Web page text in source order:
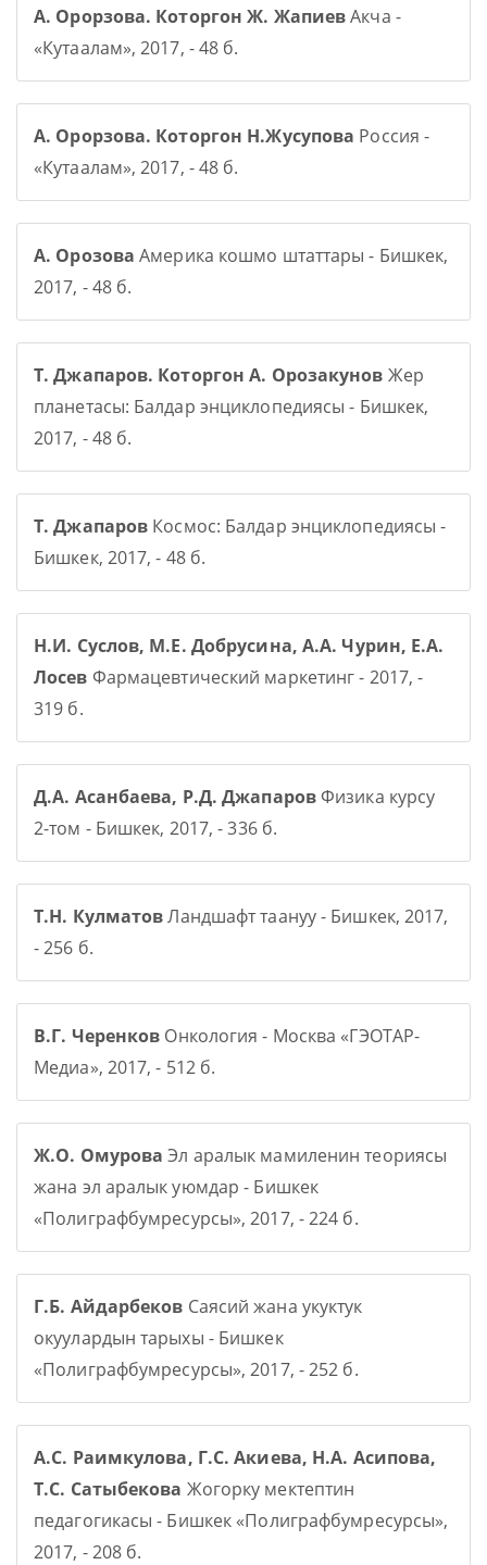
А. Орорзова. Которгон Ж. ЖапиевАкча -
«Кутаалам», 2017, - 48 б.
А. Орорзова. Которгон Н.Жусупова Россия -
«Кутаалам», 2017, - 48 б.
А. Орозова Америка кошмо штаттары - Бишкек,
2017, - 48 б.
Т. Джапаров. Которгон А. Орозакунов Жер
планетасы: Балдар энциклопедиясы - Бишкек,
2017, - 48 б.
Т. Джапаров Космос: Балдар энциклопедиясы -
Бишкек, 2017, - 48 б.
Н.И. Суслов, М.Е. Добрусина, А.А. Чурин, Е.А.
Лосев Фармацевтический маркетинг - 2017, -
319 б.
Д.А. Асанбаева, Р.Д. ДжапаровФизика курсу
2-том - Бишкек, 2017, - 336 б.
Т.Н. КулматовЛандшафт таануу - Бишкек, 2017,
- 256 б.
В.Г. Черенков Онкология - Москва «ГЭОТАР-
Медиа», 2017, - 512 б.
Ж.О. Омурова Эл аралык мамиленин теориясы
жана эл аралык уюмдар - Бишкек
«Полиграфбумресурсы», 2017, - 224 б.
Г.Б. Айдарбеков Саясий жана укуктук
окуулардын тарыхы - Бишкек
«Полиграфбумресурсы», 2017, - 252 б.
А.С. Раимкулова, Г.С. Акиева, Н.А. Асипова,
Т.С. Сатыбекова Жогорку мектептин
педагогикасы - Бишкек «Полиграфбумресурсы»,
2017, - 208 б.